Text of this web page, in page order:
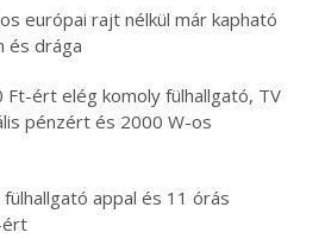
európai rajt nélkül már kapható
és drága
Ft-ért elég komoly fülhallgató, TV
pénzért és 2000 W-os
appal és 11 órás
ért